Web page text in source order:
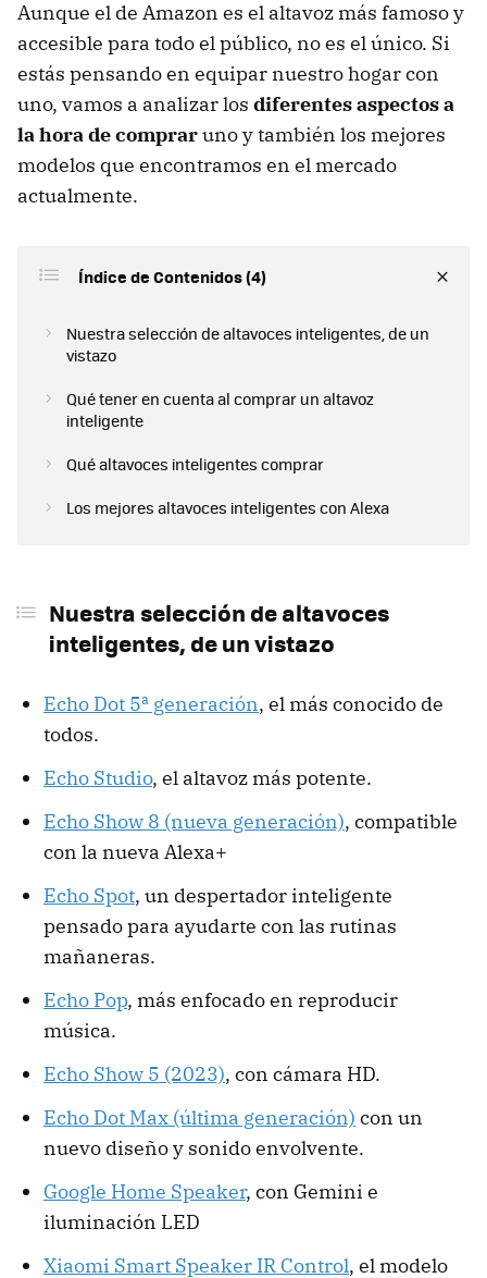
Aunque el de Amazon es el altavoz más famoso y
accesible para todo el público, no es el único. Si
estás pensando en equipar nuestro hogar con
uno, vamos a analizar los diferentes aspectos a
la hora de compraruno y también los mejores
modelos que encontramos en el mercado
actualmente.
Índice de Contenidos (4)
Nuestra selección de altavoces inteligentes, de un
vistazo
Qué tener en cuenta al comprar un altavoz
inteligente
Qué altavoces inteligentes comprar
Los mejores altavoces inteligentes con Alexa
Nuestra selección de altavoces
inteligentes, de un vistazo
Echo Dot 5ª generación, el más conocido de
todos.
Echo Studio, el altavoz más potente.
Echo Show 8 (nueva generación), compatible
con la nueva Alexa+
Echo Spot, un despertador inteligente
pensado para ayudarte con las rutinas
mañaneras.
Echo Pop, más enfocado en reproducir
música.
Echo Show 5 (2023), con cámara HD.
Echo Dot Max (última generación) con un
nuevo diseño y sonido envolvente.
Google Home Speaker, con Gemini e
iluminación LED
Xiaomi Smart Speaker IR Control, el modelo